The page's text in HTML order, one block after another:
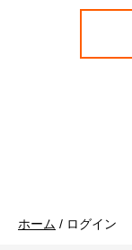
ホーム / ログイン